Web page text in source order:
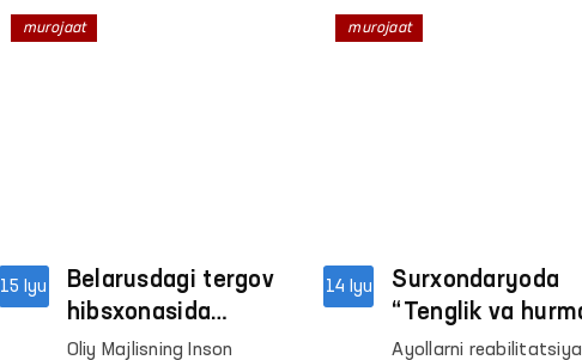
— Paxtachi tumanida
doirasida Huquqiy
15 Iyu
Belarusdagi tergov
hibsxonasida
saqlanayotgan
Oliy Majlisning Inson
murojaat
14 Iyu
Surxondaryoda
“Tenglik va
platformasi
Ayollarni reabilitatsiya
murojaat